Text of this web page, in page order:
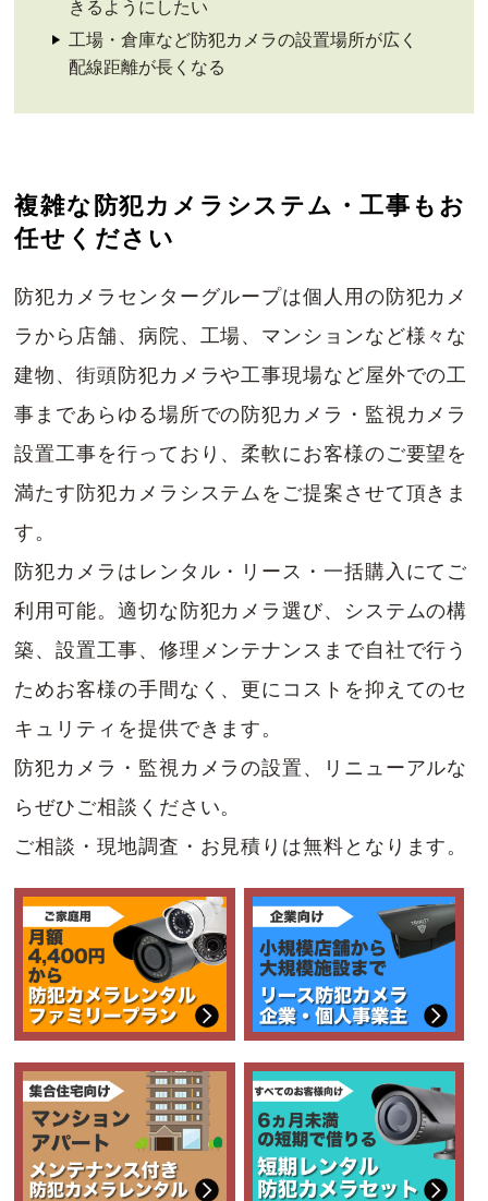
きるようにしたい
工場・倉庫など防犯カメラの設置場所が広く
配線距離が長くなる
複雑な防犯カメラシステム・工事もお
任せください
防犯カメラセンターグループは個人用の防犯カメ
ラから店舗、病院、工場、マンションなど様々な
建物、街頭防犯カメラや工事現場など屋外での工
事まであらゆる場所での防犯カメラ・監視カメラ
設置工事を行っており、柔軟にお客様のご要望を
満たす防犯カメラシステムをご提案させて頂きま
す。
防犯カメラはレンタル・リース・一括購入にてご
利用可能。適切な防犯カメラ選び、システムの構
築、設置工事、修理メンテナンスまで自社で行う
ためお客様の手間なく、更にコストを抑えてのセ
キュリティを提供できます。
防犯カメラ・監視カメラの設置、リニューアルな
らぜひご相談ください。
ご相談・現地調査・お見積りは無料となります。